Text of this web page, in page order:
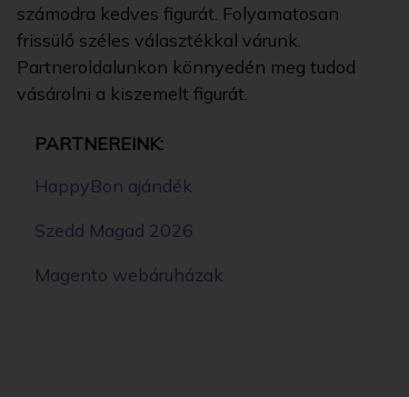
számodra kedves figurát. Folyamatosan
frissülő széles választékkal várunk.
Partneroldalunkon könnyedén meg tudod
vásárolni a kiszemelt figurát.
PARTNEREINK:
HappyBon ajándék
Szedd Magad 2026
Magento webáruházak